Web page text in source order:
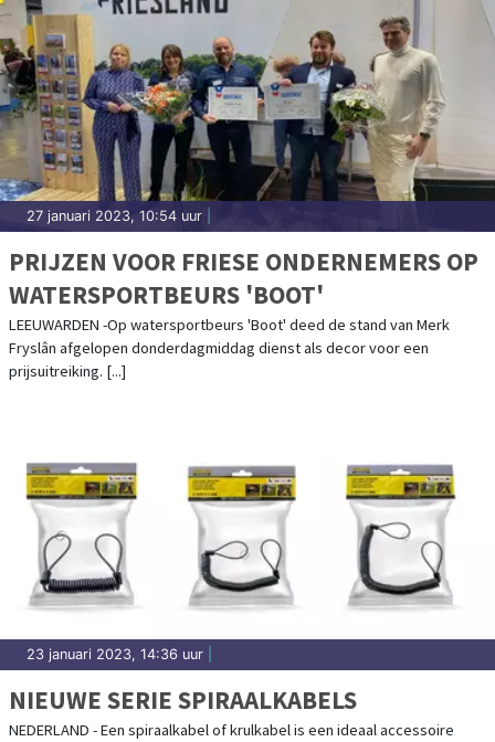
27 januari 2023, 10:54 uur
PRIJZEN VOOR FRIESE ONDERNEMERS OP
WATERSPORTBEURS 'BOOT'
LEEUWARDEN -Op watersportbeurs 'Boot' deed de stand van Merk
Fryslân afgelopen donderdagmiddag dienst als decor voor een
prijsuitreiking. [...]
23 januari 2023, 14:36 uur
NIEUWE SERIE SPIRAALKABELS
NEDERLAND - Een spiraalkabel of krulkabel is een ideaal accessoire